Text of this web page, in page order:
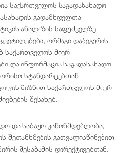
საქართველოს საგადასახადო
გადამხდელთა
ანალიზის საფუძველზე
ორმაგი დაბეგვრის
საქართველოს მიერ
და ინფორმაცია საგადასახადო
სტანდარტებთან
მიზნით საქართველოს მიერ
შესახებ.
და საბაჟო კანონმდებლობა,
შეთანხმების გათვალისწინებით
შესაბამის დირექტივებთან.